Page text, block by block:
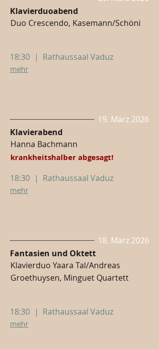
Klavierduoabend
Duo Crescendo, Kasemann/Schöni
18:30 | Rathaussaal Vaduz
mehr
19. März 2026
Klavierabend
Hanna Bachmann
krankheitshalber abgesagt!
18:30 | Rathaussaal Vaduz
mehr
18. März 2026
Fantasien und Oktett
Klavierduo Yaara Tal/Andreas
Groethuysen, Minguet Quartett
18:30 | Rathaussaal Vaduz
mehr